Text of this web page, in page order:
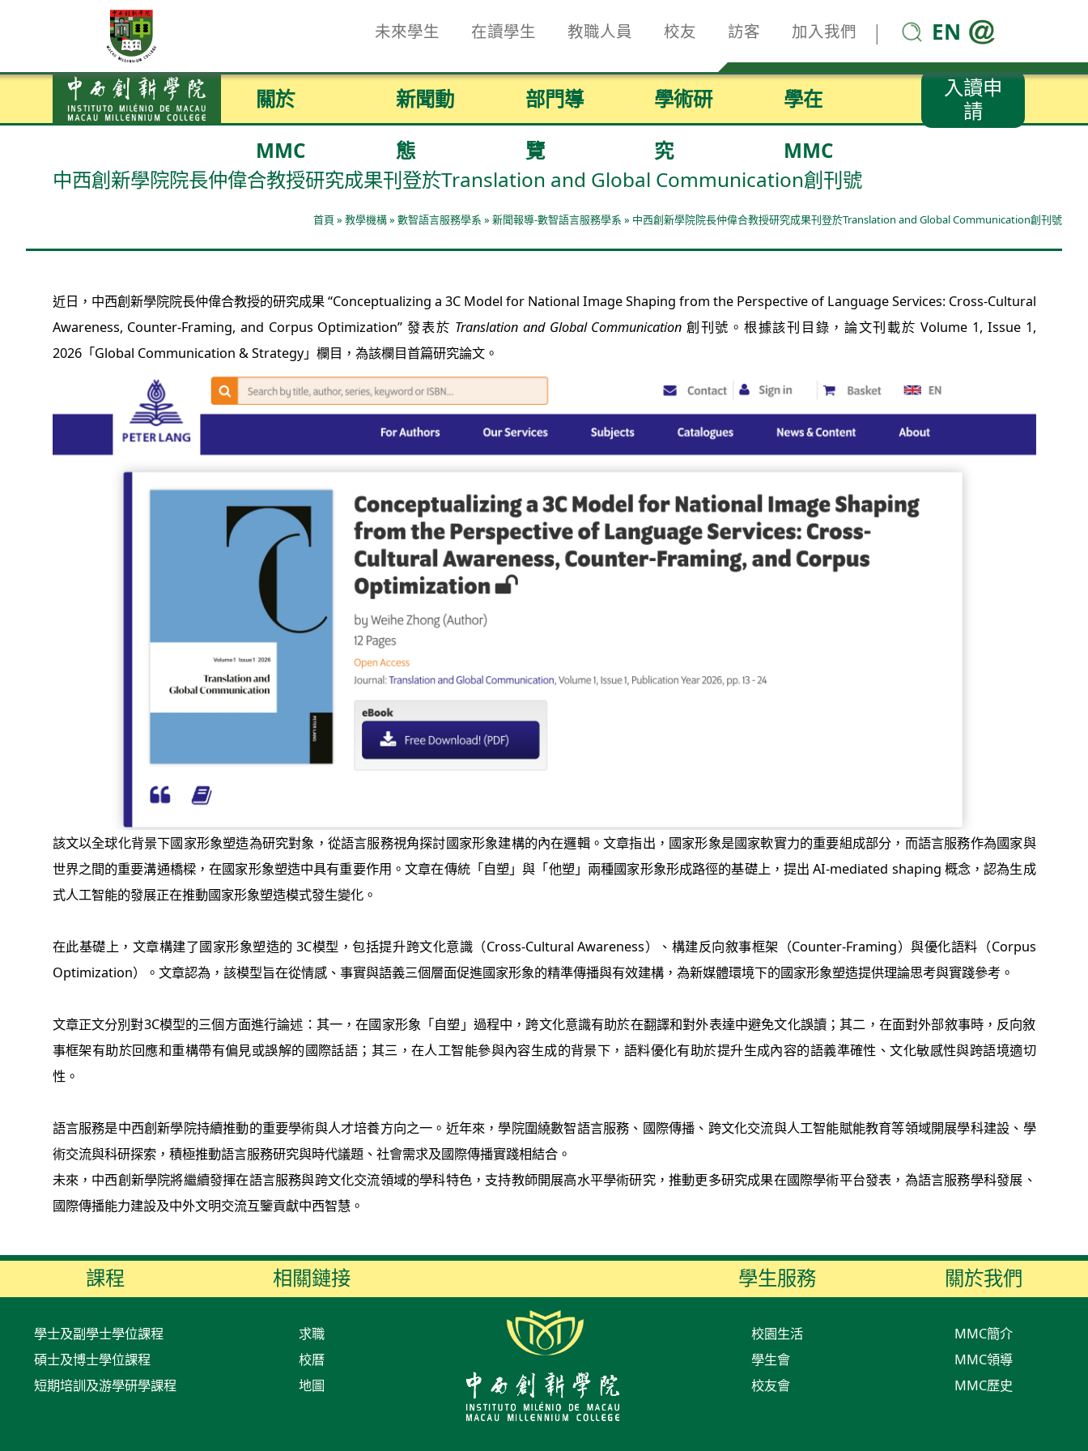
未來學生 在讀學生 教職人員 校友 訪客 加入我們 | EN
關於
MMC
新聞動
態
部門導
覽
學術研
究
學在
MMC
入讀申
請
中西創新學院院長仲偉合教授研究成果刊登於Translation and Global Communication創刊號
首頁 » 教學機構» 數智語言服務學系 » 新聞報導-數智語言服務學系 » 中西創新學院院長仲偉合教授研究成果刊登於Translation and Global Communication創刊號
近日，中西創新學院院長仲偉合教授的研究成果 “Conceptualizing a 3C Model for National Image Shaping from the Perspective of Language Services: Cross-Cultural
Awareness, Counter-Framing, and Corpus Optimization” 發表於 Translation and Global Communication 創刊號。根據該刊目錄，論文刊載於 Volume 1, Issue 1,
2026「Global Communication & Strategy」欄目，為該欄目首篇研究論文。
該文以全球化背景下國家形象塑造為研究對象，從語言服務視角探討國家形象建構的內在邏輯。文章指出，國家形象是國家軟實力的重要組成部分，而語言服務作為國家與
世界之間的重要溝通橋樑，在國家形象塑造中具有重要作用。文章在傳統「自塑」與「他塑」兩種國家形象形成路徑的基礎上，提出 AI-mediated shaping 概念，認為生成
式人工智能的發展正在推動國家形象塑造模式發生變化。
在此基礎上，文章構建了國家形象塑造的 3C模型，包括提升跨文化意識（Cross-Cultural Awareness）、構建反向敘事框架（Counter-Framing）與優化語料（Corpus
Optimization）。文章認為，該模型旨在從情感、事實與語義三個層面促進國家形象的精準傳播與有效建構，為新媒體環境下的國家形象塑造提供理論思考與實踐參考。
文章正文分別對3C模型的三個方面進行論述：其一，在國家形象「自塑」過程中，跨文化意識有助於在翻譯和對外表達中避免文化誤讀；其二，在面對外部敘事時，反向敘
事框架有助於回應和重構帶有偏見或誤解的國際話語；其三，在人工智能參與內容生成的背景下，語料優化有助於提升生成內容的語義準確性、文化敏感性與跨語境適切
性。
語言服務是中西創新學院持續推動的重要學術與人才培養方向之一。近年來，學院圍繞數智語言服務、國際傳播、跨文化交流與人工智能賦能教育等領域開展學科建設、學
術交流與科研探索，積極推動語言服務研究與時代議題、社會需求及國際傳播實踐相結合。
未來，中西創新學院將繼續發揮在語言服務與跨文化交流領域的學科特色，支持教師開展高水平學術研究，推動更多研究成果在國際學術平台發表，為語言服務學科發展、
國際傳播能力建設及中外文明交流互鑒貢獻中西智慧。
課程
學士及副學士學位課程
碩士及博士學位課程
短期培訓及游學研學課程
相關鏈接
求職
校曆
地圖
學生服務
校園生活
學生會
校友會
關於我們
MMC簡介
MMC領導
MMC歷史